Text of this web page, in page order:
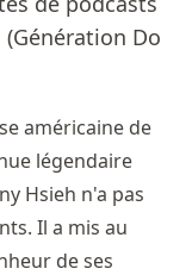
Do
américaine de
légendaire
Hsieh n'a pas
Il a mis au
de ses